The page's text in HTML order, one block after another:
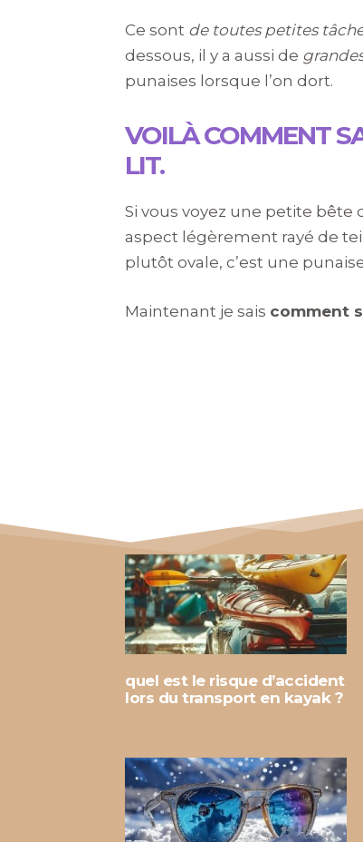
Ce sont de toutes petites
dessous, il y a aussi de
punaises lorsque l’on dort.
VOILÀ COMMENT
LIT.
Si vous voyez une petite bête
aspect légèrement rayé de
plutôt ovale, c’est une
Maintenant je sais comment
quel est le risque d’accident
lors du transport en kayak ?